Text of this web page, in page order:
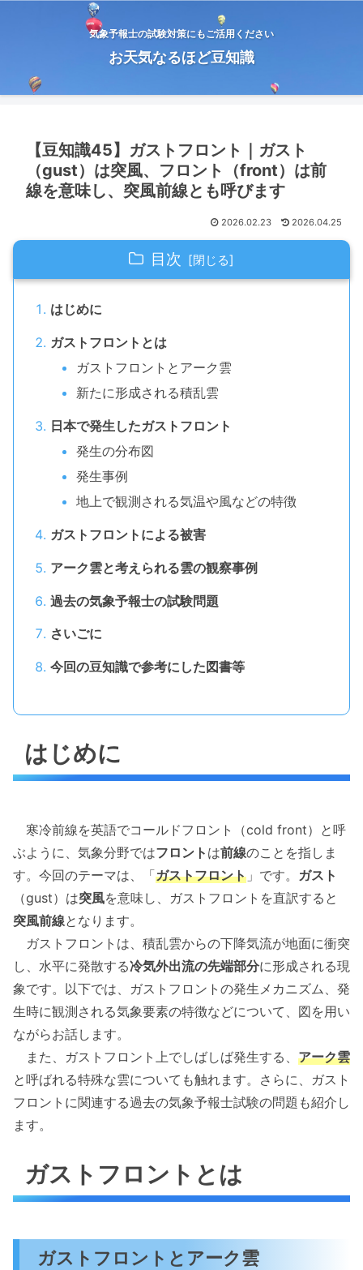
気象予報士の試験対策にもご活用ください
お天気なるほど豆知識
【豆知識45】ガストフロント｜ガスト
（gust）は突風、フロント（front）は前
線を意味し、突風前線とも呼びます
2026.02.23 2026.04.25
目次
はじめに
ガストフロントとは
ガストフロントとアーク雲
新たに形成される積乱雲
日本で発生したガストフロント
発生の分布図
発生事例
地上で観測される気温や風などの特徴
ガストフロントによる被害
アーク雲と考えられる雲の観察事例
過去の気象予報士の試験問題
さいごに
今回の豆知識で参考にした図書等
はじめに
寒冷前線を英語でコールドフロント（cold front）と呼
ぶように、気象分野ではフロント は前線のことを指しま
す。今回のテーマは、「ガストフロント 」です。 ガスト
（gust）は突風を意味し、ガストフロントを直訳すると
突風前線となります。
ガストフロントは、積乱雲からの下降気流が地面に衝突
し、水平に発散する冷気外出流の先端部分に形成される現
象です。以下では、ガストフロントの発生メカニズム、発
生時に観測される気象要素の特徴などについて、図を用い
ながらお話します。
また、ガストフロント上でしばしば発生する、 アーク雲
と呼ばれる特殊な雲についても触れます。さらに、ガスト
フロントに関連する過去の気象予報士試験の問題も紹介し
ます。
ガストフロントとは
ガストフロントとアーク雲